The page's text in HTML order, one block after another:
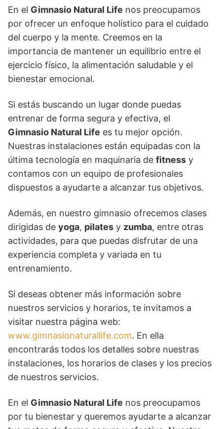
En el Gimnasio Natural Life nos preocupamos
por ofrecer un enfoque holístico para el cuidado
del cuerpo y la mente. Creemos en la
importancia de mantener un equilibrio entre el
ejercicio físico, la alimentación saludable y el
bienestar emocional.
Si estás buscando un lugar donde puedas
entrenar de forma segura y efectiva, el
Gimnasio Natural Life es tu mejor opción.
Nuestras instalaciones están equipadas con la
última tecnología en maquinaria de fitness y
contamos con un equipo de profesionales
dispuestos a ayudarte a alcanzar tus objetivos.
Además, en nuestro gimnasio ofrecemos clases
dirigidas de yoga, pilates y zumba, entre otras
actividades, para que puedas disfrutar de una
experiencia completa y variada en tu
entrenamiento.
Si deseas obtener más información sobre
nuestros servicios y horarios, te invitamos a
visitar nuestra página web:
www.gimnasionaturallife.com. En ella
encontrarás todos los detalles sobre nuestras
instalaciones, los horarios de clases y los precios
de nuestros servicios.
En el Gimnasio Natural Life nos preocupamos
por tu bienestar y queremos ayudarte a alcanzar